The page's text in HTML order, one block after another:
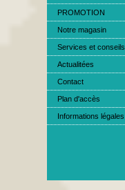
PROMOTION
Notre magasin
Services et conseils
Actualitées
Contact
Plan d'accès
Informations légales